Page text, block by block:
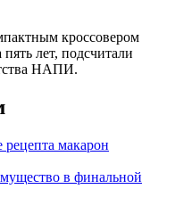
кроссовером
лет, подсчитали
НАПИ.
макарон
в финальной